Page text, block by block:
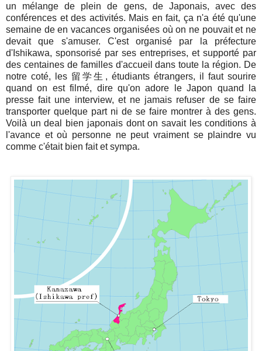
un mélange de plein de gens, de Japonais, avec des
conférences et des activités. Mais en fait, ça n'a été qu'une
semaine de en vacances organisées où on ne pouvait et ne
devait que s'amuser. C'est organisé par la préfecture
d'Ishikawa, sponsorisé par ses entreprises, et supporté par
des centaines de familles d'accueil dans toute la région. De
notre coté, les 留学生, étudiants étrangers, il faut sourire
quand on est filmé, dire qu'on adore le Japon quand la
presse fait une interview, et ne jamais refuser de se faire
transporter quelque part ni de se faire montrer à des gens.
Voilà un deal bien japonais dont on savait les conditions à
l'avance et où personne ne peut vraiment se plaindre vu
comme c'était bien fait et sympa.